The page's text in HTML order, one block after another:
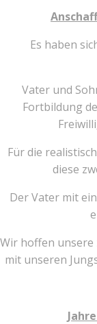
Es haben
Vater und
Fortbildung
Für die
diese
Der Vater mit
Wir hoffen unsere
mit unseren